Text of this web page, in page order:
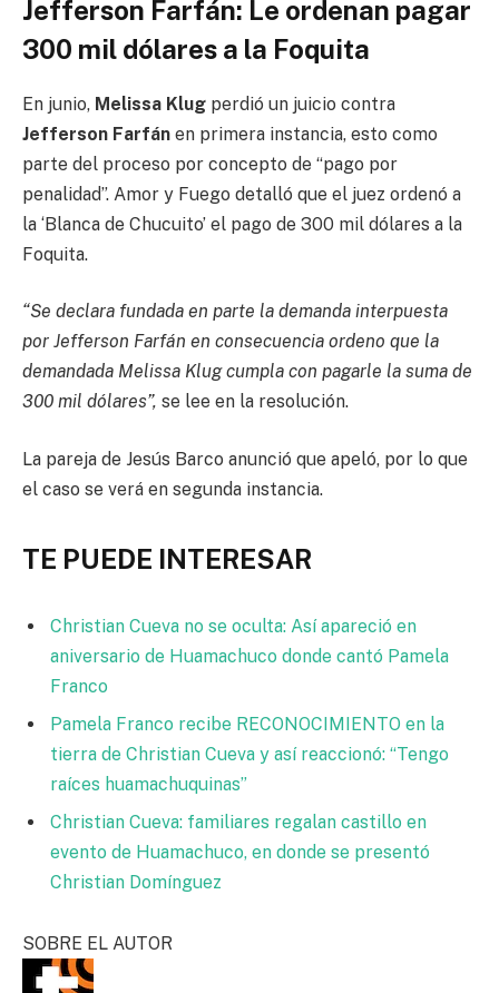
Jefferson Farfán: Le ordenan pagar
300 mil dólares a la Foquita
En junio, Melissa Klug perdió un juicio contra
Jefferson Farfán en primera instancia, esto como
parte del proceso por concepto de “pago por
penalidad”. Amor y Fuego detalló que el juez ordenó a
la ‘Blanca de Chucuito’ el pago de 300 mil dólares a la
Foquita.
“Se declara fundada en parte la demanda interpuesta
por Jefferson Farfán en consecuencia ordeno que la
demandada Melissa Klug cumpla con pagarle la suma de
300 mil dólares”, se lee en la resolución.
La pareja de Jesús Barco anunció que apeló, por lo que
el caso se verá en segunda instancia.
TE PUEDE INTERESAR
Christian Cueva no se oculta: Así apareció en
aniversario de Huamachuco donde cantó Pamela
Franco
Pamela Franco recibe RECONOCIMIENTO en la
tierra de Christian Cueva y así reaccionó: “Tengo
raíces huamachuquinas”
Christian Cueva: familiares regalan castillo en
evento de Huamachuco, en donde se presentó
Christian Domínguez
SOBRE EL AUTOR